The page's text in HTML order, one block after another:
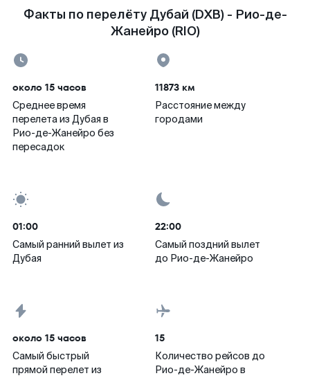
Факты по перелёту Дубай (DXB) - Рио-де-
Жанейро (RIO)
около 15 часов
Среднее время
перелета из Дубая в
Рио-де-Жанейро без
пересадок
11873 км
Расстояние между
городами
01:00
Самый ранний вылет из
Дубая
22:00
Самый поздний вылет
до Рио-де-Жанейро
около 15 часов
Самый быстрый
прямой перелет из
15
Количество рейсов до
Рио-де-Жанейро в